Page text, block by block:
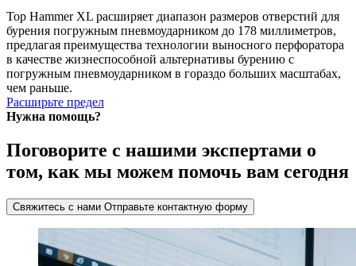
Top Hammer XL расширяет диапазон размеров отверстий для
бурения погружным пневмоударником до 178 миллиметров,
предлагая преимущества технологии выносного перфоратора
в качестве жизнеспособной альтернативы бурению с
погружным пневмоударником в гораздо больших масштабах,
чем раньше.
Расширьте предел
Нужна помощь?
Поговорите с нашими экспертами о
том, как мы можем помочь вам сегодня
Свяжитесь с нами Отправьте контактную форму